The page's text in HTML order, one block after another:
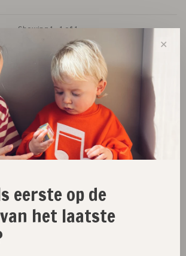
Showing 1 - 1 of 1
✕
eerste op de
het laatste